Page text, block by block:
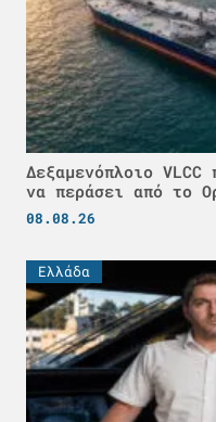
Δεξαμενόπλοιο
να περάσει από το
08.08.26
Ελλάδα